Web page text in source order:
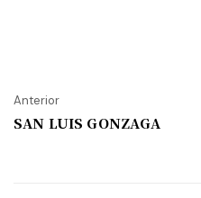
Anterior
SAN LUIS GONZAGA